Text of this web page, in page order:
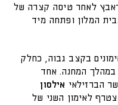
לאחר טיסה קצרה של
המלון ופתחה מיד
בקצב גבוה, כחלק
במהלך המחנה. אחד
הברזילאי אילסון
לאימון השני של